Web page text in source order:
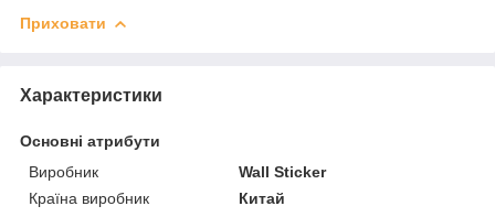
Приховати
Характеристики
Основні атрибути
Виробник
Wall Sticker
Країна виробник
Китай